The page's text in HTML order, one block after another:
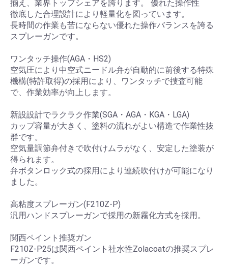
揃え、業界トップシェアを誇ります。 優れた操作性
徹底した合理設計により軽量化を図っています。
長時間の作業も苦にならない優れた操作バランスを誇る
スプレーガンです。
ワンタッチ操作(AGA・HS2)
空気圧により中空式ニードル弁が自動的に前後する特殊
機構(特許取得)の採用により、ワンタッチで捜査可能
で、作業効率が向上します。
新設設計でラクラク作業(SGA・AGA・KGA・LGA)
カップ容量が大きく、塗料の流れがよい構造で作業性抜
群です。
空気量調節弁付きで吹付けムラがなく、安定した塗装が
得られます。
弁ボタンロック式の採用により連続吹付けが可能になり
ました。
高粘度スプレーガン(F210Z-P)
汎用ハンドスプレーガンで採用の新霧化方式を採用。
関西ペイント推奨ガン
F210Z-P25は関西ペイント社水性Zolacoatの推奨スプレ
ーガンです。